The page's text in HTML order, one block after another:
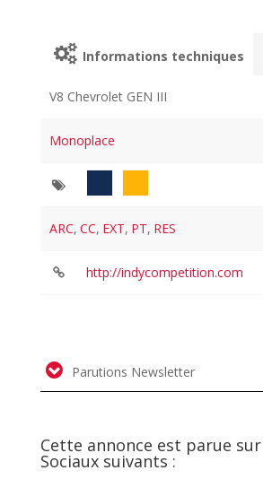
Informations techniques
V8 Chevrolet GEN III
Monoplace
ARC, CC, EXT, PT, RES
http://indycompetition.com
Parutions Newsletter
Cette annonce est parue sur
Sociaux suivants :